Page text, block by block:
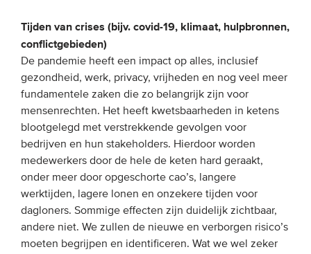
WIE WE ZIJN
Vereniging
Onze leden
Team
Bestuur
Partners & netwerken
WAT WE DOEN
Engagement
Tijden van crises (bijv. covid-19, klimaat, hulpbronnen,
conflictgebieden)
De pandemie heeft een impact op alles, inclusief
gezondheid, werk, privacy, vrijheden en nog veel meer
fundamentele zaken die zo belangrijk zijn voor
mensenrechten. Het heeft kwetsbaarheden in ketens
blootgelegd met verstrekkende gevolgen voor
bedrijven en hun stakeholders. Hierdoor worden
medewerkers door de hele de keten hard geraakt,
onder meer door opgeschorte cao’s, langere
werktijden, lagere lonen en onzekere tijden voor
dagloners. Sommige effecten zijn duidelijk zichtbaar,
andere niet. We zullen de nieuwe en verborgen risico’s
moeten begrijpen en identificeren. Wat we wel zeker